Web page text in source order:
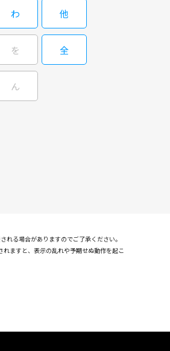
わ
を
ん
他
全
れる場合がありますのでご了承ください。
ますと、表示の乱れや予期せぬ動作を起こ